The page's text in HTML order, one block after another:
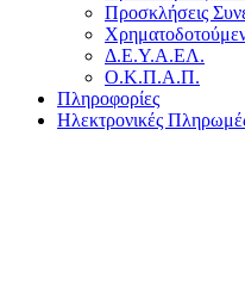
Προσκλήσεις
Δ.Ε.Υ.Α.ΕΛ.
Ο.Κ.Π.Α.Π.
Πληροφορίες
Ηλεκτρονικές